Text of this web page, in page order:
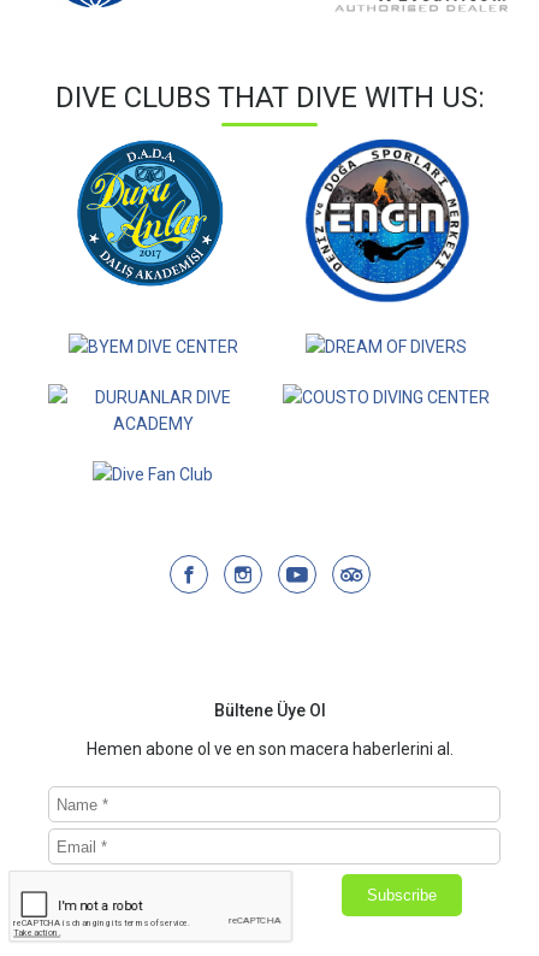
DIVE CLUBS THAT DIVE WITH US:
Bültene Üye Ol
Hemen abone ol ve en son macera haberlerini al.
Subscribe